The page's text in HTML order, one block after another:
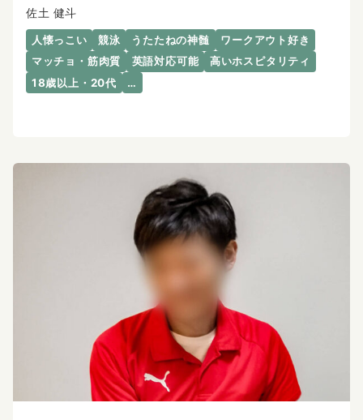
佐土 健斗
人懐っこい 競泳 うたたねの神髄
ワークアウト好き
マッチョ・筋肉質
英語対応可能
高いホスピタリティ
18歳以上・20代
…